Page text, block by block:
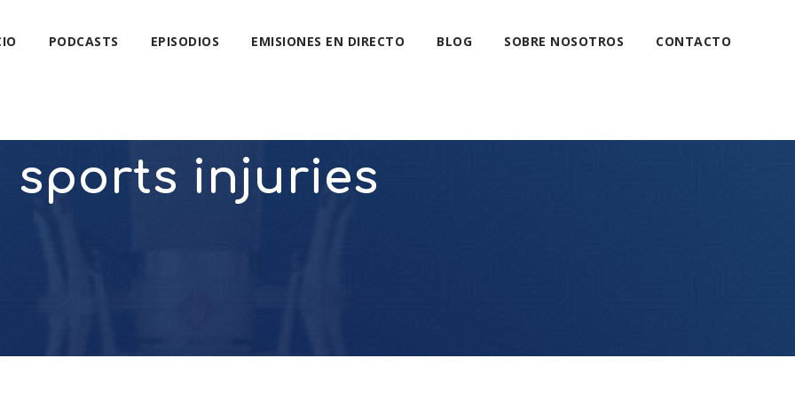
PODCASTS EPISODIOS EMISIONES EN DIRECTO BLOG SOBRE NOSOTROS CONTACTO
sports injuries